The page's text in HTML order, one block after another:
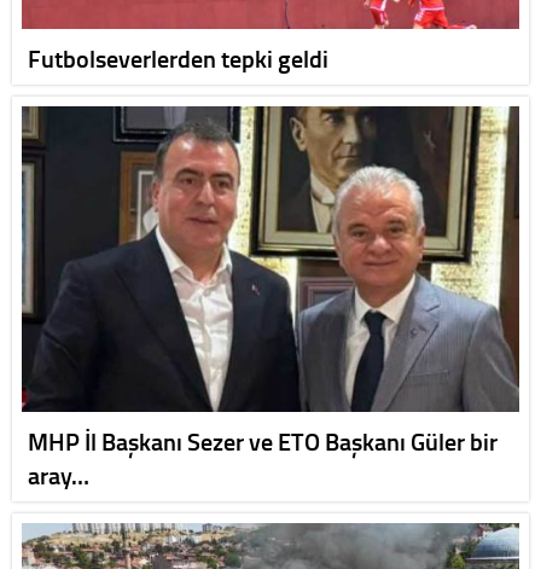
Futbolseverlerden tepki geldi
MHP İl Başkanı Sezer ve ETO Başkanı Güler bir
aray…